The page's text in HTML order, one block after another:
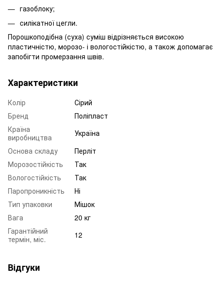
газоблоку;
силікатної цегли.
Порошкоподібна (суха) суміш відрізняється високою
пластичністю, морозо- і вологостійкістю, а також допомагає
запобігти промерзання швів.
Характеристики
Колір
Сірий
Бренд
Поліпласт
Країна
виробництва
Україна
Основа складу
Перліт
Морозостійкість
Так
Вологостійкість
Так
Паропроникність
Ні
Тип упаковки
Мішок
Вага
20 кг
Гарантійний
термін, міс.
12
Відгуки